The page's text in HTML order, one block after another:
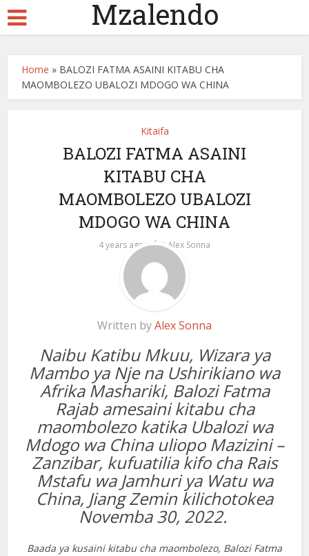
Mzalendo
Home » BALOZI FATMA ASAINI KITABU CHA
MAOMBOLEZO UBALOZI MDOGO WA CHINA
Kitaifa
BALOZI FATMA ASAINI
KITABU CHA
MAOMBOLEZO UBALOZI
MDOGO WA CHINA
4 years ago by Alex Sonna
Written byAlex Sonna
Naibu Katibu Mkuu, Wizara ya
Mambo ya Nje na Ushirikiano wa
Afrika Mashariki, Balozi Fatma
Rajab amesaini kitabu cha
maombolezo katika Ubalozi wa
Mdogo wa China uliopo Mazizini –
Zanzibar, kufuatilia kifo cha Rais
Mstafu wa Jamhuri ya Watu wa
China, Jiang Zemin kilichotokea
Novemba 30, 2022.
Baada ya kusaini kitabu cha maombolezo, Balozi Fatma